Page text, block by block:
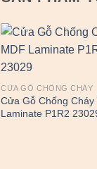
CỬA GỖ CHỐNG CHÁY
Cửa Gỗ Chống Cháy
Laminate P1R2